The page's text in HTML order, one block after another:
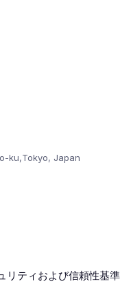
ku,Tokyo, Japan